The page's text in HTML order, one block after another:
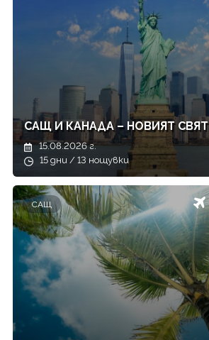
САЩ И КАНАДА – НОВИЯТ СВЯТ
15.08.2026 г.
15 дни / 13 нощувки
САЩ